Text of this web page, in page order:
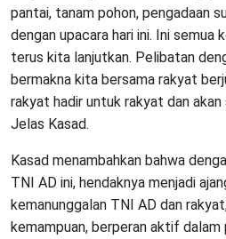
pantai, tanam pohon, pengadaan
dengan upacara hari ini. Ini semua
terus kita lanjutkan. Pelibatan
bermakna kita bersama rakyat
rakyat hadir untuk rakyat dan
Jelas Kasad.
Kasad menambahkan bahwa
TNI AD ini, hendaknya menjadi
kemanunggalan TNI AD dan
kemampuan, berperan aktif